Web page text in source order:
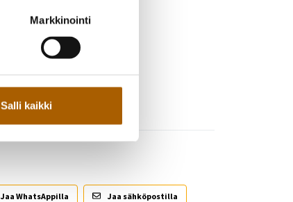
Markkinointi
Salli kaikki
Jaa WhatsAppilla Jaa sähköpostilla